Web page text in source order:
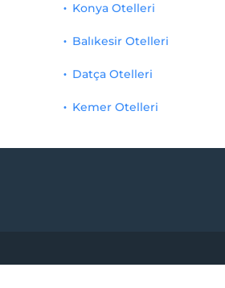
Konya Otelleri
Balıkesir Otelleri
Datça Otelleri
Kemer Otelleri